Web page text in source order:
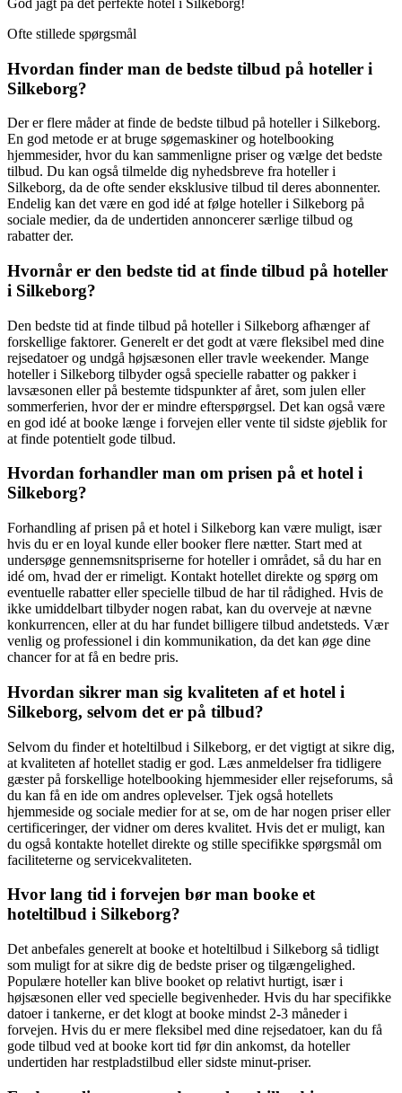
Ofte stillede spørgsmål
Hvordan finder man de bedste tilbud på hoteller i
Silkeborg?
Der er flere måder at finde de bedste tilbud på hoteller i Silkeborg.
En god metode er at bruge søgemaskiner og hotelbooking
hjemmesider, hvor du kan sammenligne priser og vælge det bedste
tilbud. Du kan også tilmelde dig nyhedsbreve fra hoteller i
Silkeborg, da de ofte sender eksklusive tilbud til deres abonnenter.
Endelig kan det være en god idé at følge hoteller i Silkeborg på
sociale medier, da de undertiden annoncerer særlige tilbud og
rabatter der.
Hvornår er den bedste tid at finde tilbud på hoteller
i Silkeborg?
Den bedste tid at finde tilbud på hoteller i Silkeborg afhænger af
forskellige faktorer. Generelt er det godt at være fleksibel med dine
rejsedatoer og undgå højsæsonen eller travle weekender. Mange
hoteller i Silkeborg tilbyder også specielle rabatter og pakker i
lavsæsonen eller på bestemte tidspunkter af året, som julen eller
sommerferien, hvor der er mindre efterspørgsel. Det kan også være
en god idé at booke længe i forvejen eller vente til sidste øjeblik for
at finde potentielt gode tilbud.
Hvordan forhandler man om prisen på et hotel i
Silkeborg?
Forhandling af prisen på et hotel i Silkeborg kan være muligt, især
hvis du er en loyal kunde eller booker flere nætter. Start med at
undersøge gennemsnitspriserne for hoteller i området, så du har en
idé om, hvad der er rimeligt. Kontakt hotellet direkte og spørg om
eventuelle rabatter eller specielle tilbud de har til rådighed. Hvis de
ikke umiddelbart tilbyder nogen rabat, kan du overveje at nævne
konkurrencen, eller at du har fundet billigere tilbud andetsteds. Vær
venlig og professionel i din kommunikation, da det kan øge dine
chancer for at få en bedre pris.
Hvordan sikrer man sig kvaliteten af et hotel i
Silkeborg, selvom det er på tilbud?
Selvom du finder et hoteltilbud i Silkeborg, er det vigtigt at sikre dig,
at kvaliteten af hotellet stadig er god. Læs anmeldelser fra tidligere
gæster på forskellige hotelbooking hjemmesider eller rejseforums, så
du kan få en ide om andres oplevelser. Tjek også hotellets
hjemmeside og sociale medier for at se, om de har nogen priser eller
certificeringer, der vidner om deres kvalitet. Hvis det er muligt, kan
du også kontakte hotellet direkte og stille specifikke spørgsmål om
faciliteterne og servicekvaliteten.
Hvor lang tid i forvejen bør man booke et
hoteltilbud i Silkeborg?
Det anbefales generelt at booke et hoteltilbud i Silkeborg så tidligt
som muligt for at sikre dig de bedste priser og tilgængelighed.
Populære hoteller kan blive booket op relativt hurtigt, især i
højsæsonen eller ved specielle begivenheder. Hvis du har specifikke
datoer i tankerne, er det klogt at booke mindst 2-3 måneder i
forvejen. Hvis du er mere fleksibel med dine rejsedatoer, kan du få
gode tilbud ved at booke kort tid før din ankomst, da hoteller
undertiden har restpladstilbud eller sidste minut-priser.